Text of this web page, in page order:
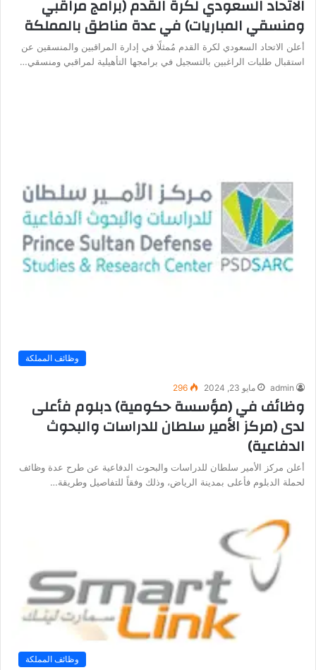
الاتحاد السعودي لكرة القدم (برامج مراقبي
ومنسقي المباريات) في عدة مناطق بالمملكة
أعلن الاتحاد السعودي لكرة القدم مُمثلًا في إدارة المراقبين والمنسقين عن
استقبال طلبات الراغبين بالتسجيل في برامجها التأهيلية لمراقبي ومنسقي…
وظائف المملكة
admin مايو 23, 2024 296
وظائف في (مؤسسة حكومية) دبلوم فأعلى
لدى (مركز الأمير سلطان للدراسات والبحوث
الدفاعية)
أعلن مركز الأمير سلطان للدراسات والبحوث الدفاعية عن طرح عدة وظائف
لحملة الدبلوم فأعلى بمدينة الرياض، وذلك وفقاً للتفاصيل وطريقة…
وظائف المملكة